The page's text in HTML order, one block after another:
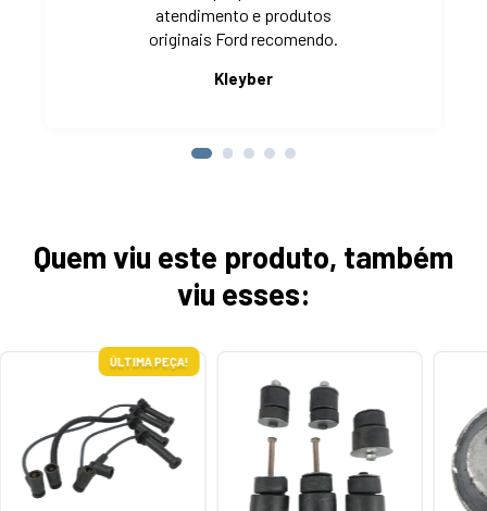
atendimento e produtos
originais Ford recomendo.
Kleyber
Quem viu este produto, também
viu esses:
ÚLTIMA PEÇA!